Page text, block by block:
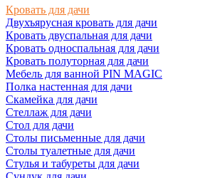
Кровать для дачи
Двухъярусная кровать для дачи
Кровать двуспальная для дачи
Кровать односпальная для дачи
Кровать полуторная для дачи
Мебель для ванной PIN MAGIC
Полка настенная для дачи
Скамейка для дачи
Стеллаж для дачи
Стол для дачи
Столы письменные для дачи
Столы туалетные для дачи
Стулья и табуреты для дачи